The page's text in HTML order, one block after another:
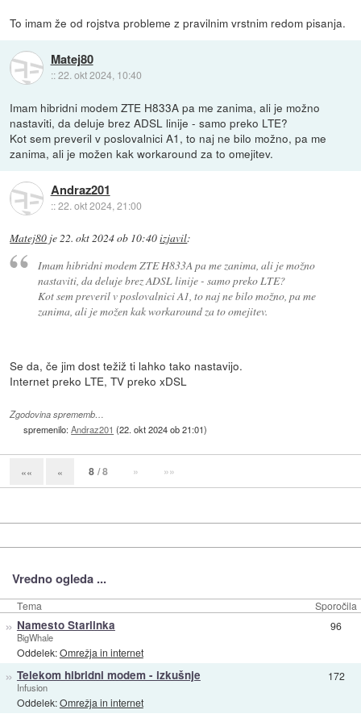
To imam že od rojstva probleme z pravilnim vrstnim redom pisanja.
Matej80
::22. okt 2024, 10:40
Imam hibridni modem ZTE H833A pa me zanima, ali je možno
nastaviti, da deluje brez ADSL linije - samo preko LTE?
Kot sem preveril v poslovalnici A1, to naj ne bilo možno, pa me
zanima, ali je možen kak workaround za to omejitev.
Andraz201
::22. okt 2024, 21:00
Matej80 je22. okt 2024 ob 10:40izjavil:
Imam hibridni modem ZTE H833A pa me zanima, ali je možno
nastaviti, da deluje brez ADSL linije - samo preko LTE?
Kot sem preveril v poslovalnici A1, to naj ne bilo možno, pa me
zanima, ali je možen kak workaround za to omejitev.
Se da, če jim dost težiž ti lahko tako nastavijo.
Internet preko LTE, TV preko xDSL
Zgodovina sprememb…
spremenilo:Andraz201 (22. okt 2024 ob 21:01)
«« « 8 / 8 » »»
Vredno ogleda ...
Tema Sporočila
» Namesto Starlinka
BigWhale
Oddelek:Omrežja in internet
96
» Telekom hibridni modem - izkušnje
Infusion
Oddelek:Omrežja in internet
172